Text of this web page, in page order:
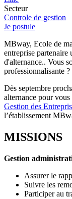
Secteur
Controle de gestion
Je postule
MBway, Ecole de
entreprise partenaire
d'alternance.. Vous
professionnalisante ?
Dès septembre
alternance pour
Gestion des
l’établissement
MISSIONS
Gestion
Assurer le
Suivre les
Participer au